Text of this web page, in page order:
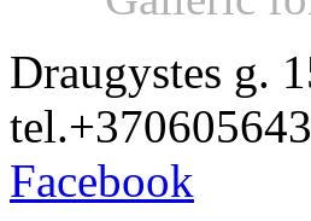
Draugystes g.
Facebook